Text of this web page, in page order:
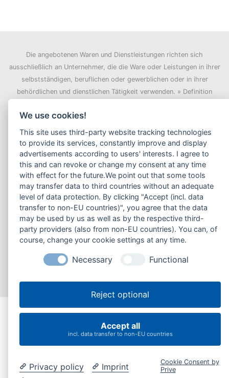
Die angebotenen Waren und Dienstleistungen richten sich
ausschließlich an Unternehmer, die die Ware oder Leistungen in ihrer
selbstständigen, beruflichen oder gewerblichen oder in ihrer
behördlichen und dienstlichen Tätigkeit verwenden. » Definition
Versandkosten & Lieferzeit
Privatsphäre und Datenschutz
Cookie-Einstellungen ändern
Unsere AGB
Impressum
Kontakt
Lieferzeit
Einkaufsbedingungen
Copyright © 2026Lista24.de | bnb Vertriebs GmbH &
Co. KG - Alle Rechte vorbehalten.
We use cookies!
This site uses third-party website tracking technologies
to provide its services, constantly improve and display
advertisements according to users' interests. I agree to
this and can revoke or change my consent at any time
with effect for the future.We point out that some tools
may transfer data to third countries without an adequate
level of data protection. By clicking "Accept (incl. data
transfer to non-EU countries)", you agree that the data
may be used by us as well as by the respective third-
party providers (also from non-EU countries). You can, of
course, change your cookie settings at any time.
Necessary Functional
Reject optional
Accept all
incl. data transfer to non-EU countries
Privacy policy
Imprint
Cookie Consent by
Prive